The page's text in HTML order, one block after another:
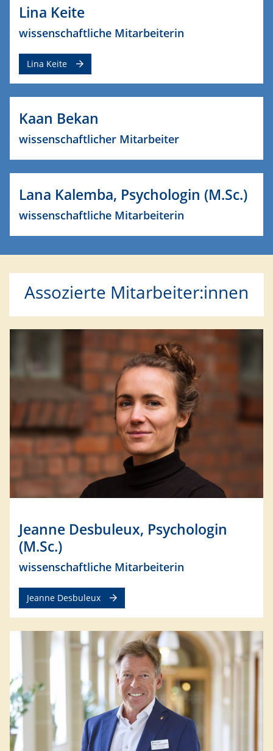
Lina Keite
wissenschaftliche Mitarbeiterin
Lina Keite
Kaan Bekan
wissenschaftlicher Mitarbeiter
Lana Kalemba, Psychologin (M.Sc.)
wissenschaftliche Mitarbeiterin
Assozierte Mitarbeiter:innen
Jeanne Desbuleux, Psychologin
(M.Sc.)
wissenschaftliche Mitarbeiterin
Jeanne Desbuleux